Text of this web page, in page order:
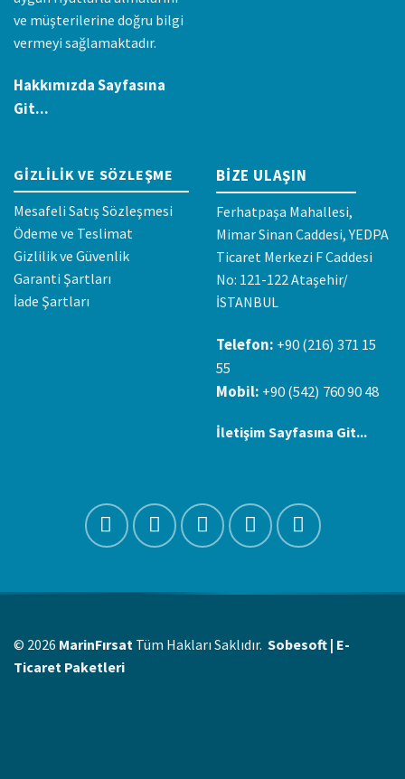
ve müşterilerine doğru bilgi
vermeyi sağlamaktadır.
Hakkımızda Sayfasına
Git...
GIZLILIK VE SÖZLEŞME
Mesafeli Satış Sözleşmesi
Ödeme ve Teslimat
Gizlilik ve Güvenlik
Garanti Şartları
İade Şartları
BIZE ULAŞIN
Ferhatpaşa Mahallesi,
Mimar Sinan Caddesi, YEDPA
Ticaret Merkezi F Caddesi
No: 121-122 Ataşehir/
İSTANBUL
Telefon: +90 (216) 371 15
55
Mobil: +90 (542) 760 90 48
İletişim Sayfasına Git...
© 2026 MarinFırsat Tüm Hakları Saklıdır. Sobesoft | E-
Ticaret Paketleri